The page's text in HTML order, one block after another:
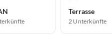
Terrasse
2 Unterkünfte